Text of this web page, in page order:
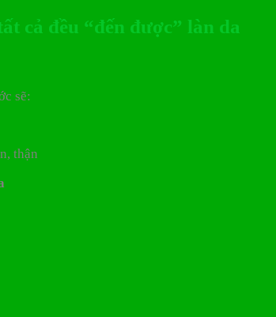
cả đều “đến được” làn da
sẽ:
thận